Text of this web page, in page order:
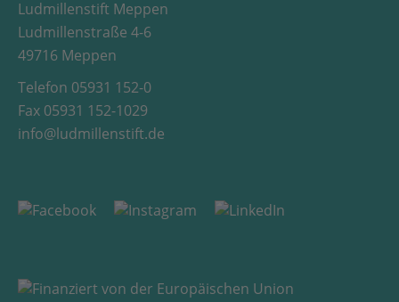
Ludmillenstift Meppen
Ludmillenstraße 4-6
49716 Meppen
Telefon 05931 152-0
Fax 05931 152-1029
info@ludmillenstift.de